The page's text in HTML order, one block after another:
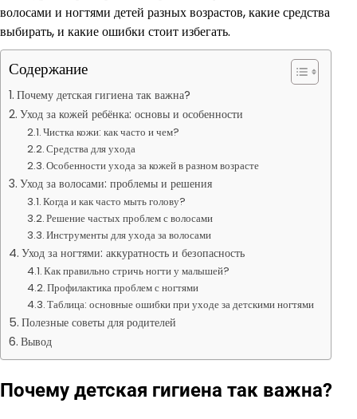
волосами и ногтями детей разных возрастов, какие средства
выбирать, и какие ошибки стоит избегать.
Содержание
Почему детская гигиена так важна?
Уход за кожей ребёнка: основы и особенности
Чистка кожи: как часто и чем?
Средства для ухода
Особенности ухода за кожей в разном возрасте
Уход за волосами: проблемы и решения
Когда и как часто мыть голову?
Решение частых проблем с волосами
Инструменты для ухода за волосами
Уход за ногтями: аккуратность и безопасность
Как правильно стричь ногти у малышей?
Профилактика проблем с ногтями
Таблица: основные ошибки при уходе за детскими ногтями
Полезные советы для родителей
Вывод
Почему детская гигиена так важна?